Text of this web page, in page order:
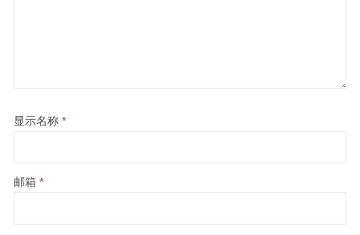
显示名称 *
邮箱 *